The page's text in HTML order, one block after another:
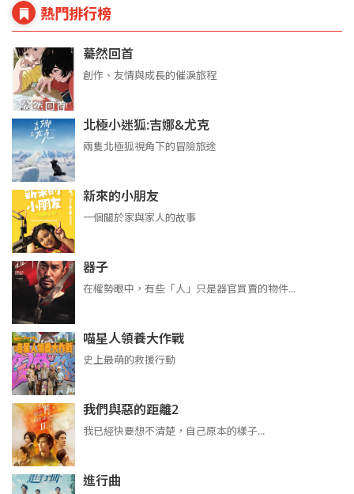
熱門排行榜
驀然回首
創作、友情與成長的催淚旅程
北極小迷狐:吉娜&尤克
兩隻北極狐視角下的冒險旅途
新來的小朋友
一個關於家與家人的故事
器子
在權勢眼中，有些「人」只是器官買賣的物件...
喵星人領養大作戰
史上最萌的救援行動
我們與惡的距離2
我已經快要想不清楚，自己原本的樣子...
進行曲